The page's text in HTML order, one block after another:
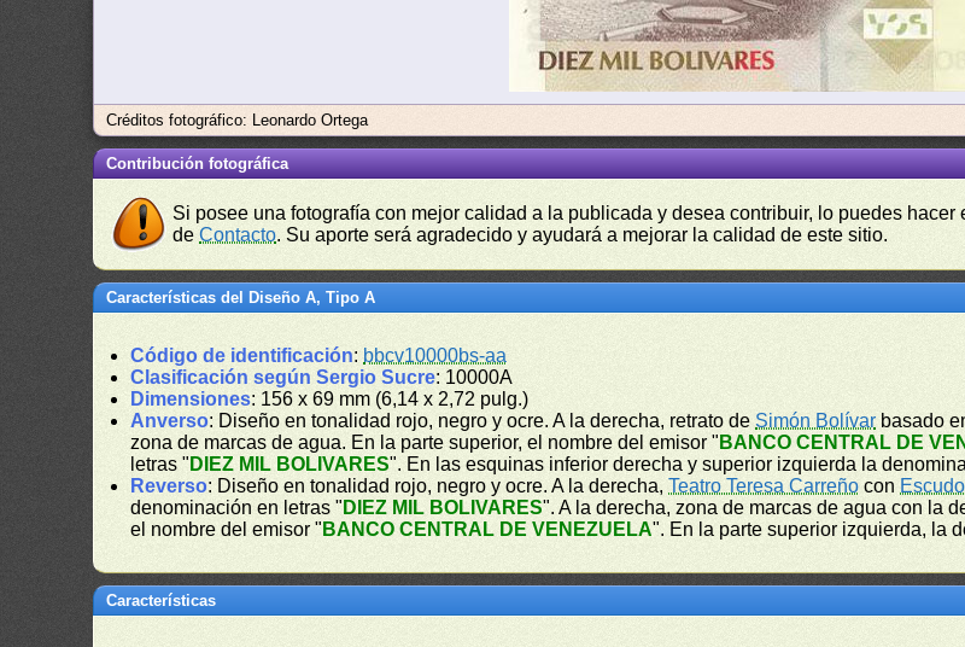
Créditos fotográfico: Leonardo Ortega
Contribución fotográfica
Si posee una fotografía con mejor calidad a la publicada y desea contribuir, lo puedes
deContacto. Su aporte será agradecido y ayudará a mejorar la calidad de este sitio.
Características del Diseño A, Tipo A
Código de identificación: bbcv10000bs-aa
Clasificación según Sergio Sucre: 10000A
Dimensiones: 156 x 69 mm (6,14 x 2,72 pulg.)
Anverso: Diseño en tonalidad rojo, negro y ocre. A la derecha, retrato deSimón Bolívar basado
zona de marcas de agua. En la parte superior, el nombre del emisor " BANCO CENTRAL DE
letras " DIEZ MIL BOLIVARES". En las esquinas inferior derecha y superior izquierda la
Reverso: Diseño en tonalidad rojo, negro y ocre. A la derecha,Teatro Teresa Carreño con
denominación en letras " DIEZ MIL BOLIVARES". A la derecha, zona de marcas de agua con la
el nombre del emisor " BANCO CENTRAL DE VENEZUELA". En la parte superior izquierda, la
Características